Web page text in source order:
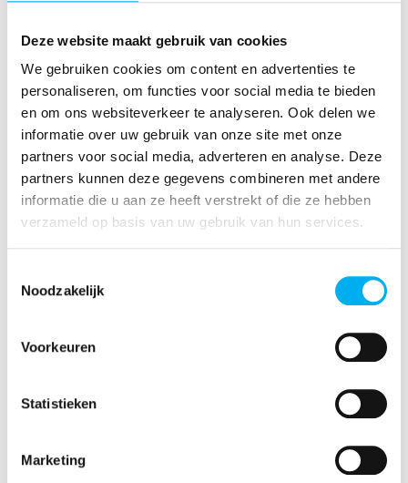
Deze website maakt gebruik van cookies
We gebruiken cookies om content en advertenties te
personaliseren, om functies voor social media te bieden
en om ons websiteverkeer te analyseren. Ook delen we
informatie over uw gebruik van onze site met onze
partners voor social media, adverteren en analyse. Deze
partners kunnen deze gegevens combineren met andere
informatie die u aan ze heeft verstrekt of die ze hebben
verzameld op basis van uw gebruik van hun services.
Noodzakelijk
Voorkeuren
Statistieken
Marketing
KLJ Nieuwrode (12km)
KLJ Meensel-Kiezegem
KLJ Vissenaken (14km)
KLJ Keerbergen(16km)
KLJ Schiplaken(16km)
KLJ Kersbeek